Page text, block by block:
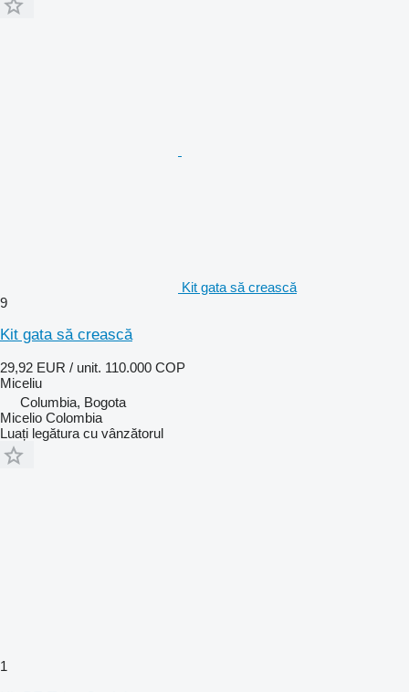
Kit gata să crească
9
Kit gata să crească
29,92 EUR / unit. 110.000 COP
Miceliu
Columbia, Bogota
Micelio Colombia
Luați legătura cu vânzătorul
1